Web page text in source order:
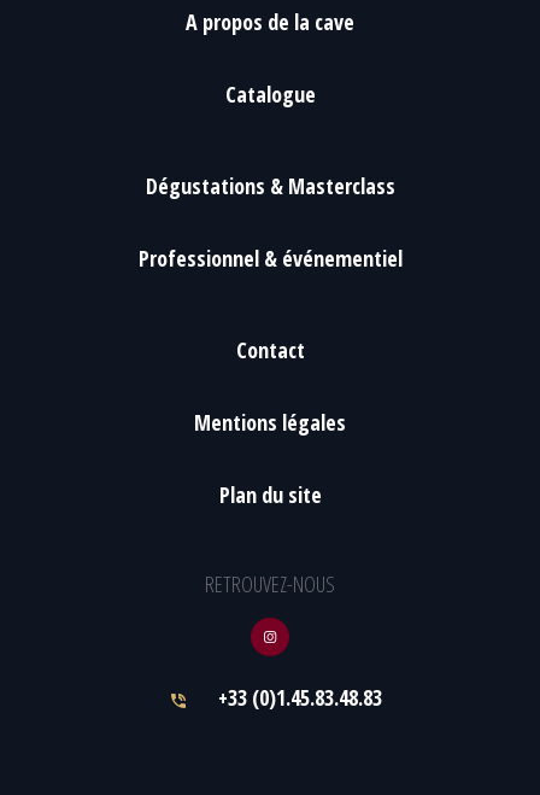
A propos de la cave
Catalogue
Dégustations & Masterclass
Professionnel & événementiel
Contact
Mentions légales
Plan du site
RETROUVEZ-NOUS
+33 (0)1.45.83.48.83